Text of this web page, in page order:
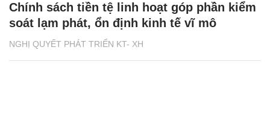
NGHỊ QUYẾT PHÁT TRIỂN KT- XH
Chính sách tiền tệ linh hoạt góp phần kiểm
soát lạm phát, ổn định kinh tế vĩ mô